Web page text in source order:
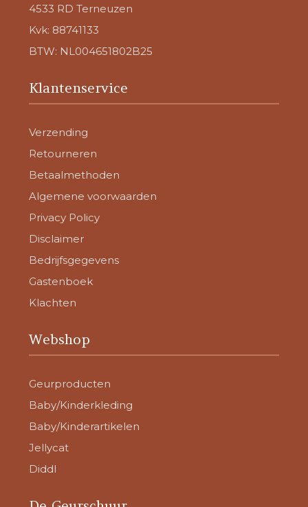
4533 RD Terneuzen
Kvk: 88741133
BTW: NL004651802B25
Klantenservice
Verzending
Retourneren
Betaalmethoden
Algemene voorwaarden
Privacy Policy
Disclaimer
Bedrijfsgegevens
Gastenboek
Klachten
Webshop
Geurproducten
Baby/Kinderkleding
Baby/Kinderartikelen
Jellycat
Diddl